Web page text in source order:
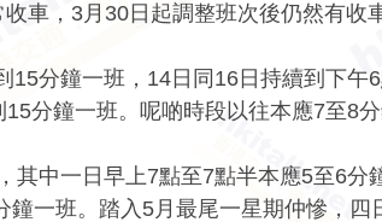
車，3月30日起調整班次後仍然有收
分鐘一班，14日同16日持續到下
分鐘一班。呢啲時段以往本應7至8
其中一日早上7點至7點半本應5至6
一班。踏入5月最尾一星期仲慘，